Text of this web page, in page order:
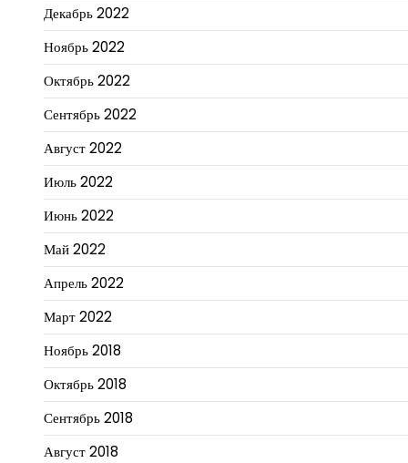
Декабрь 2022
Ноябрь 2022
Октябрь 2022
Сентябрь 2022
Август 2022
Июль 2022
Июнь 2022
Май 2022
Апрель 2022
Март 2022
Ноябрь 2018
Октябрь 2018
Сентябрь 2018
Август 2018